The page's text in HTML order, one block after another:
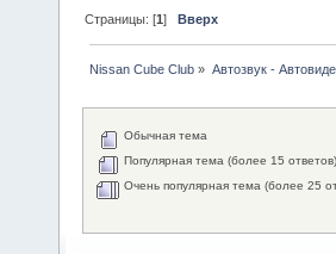
Страницы: [1]Вверх
Nissan Cube Club » Автозвук -
Обычная тема
Популярная тема (более 15 ответов)
Очень популярная тема (более 25